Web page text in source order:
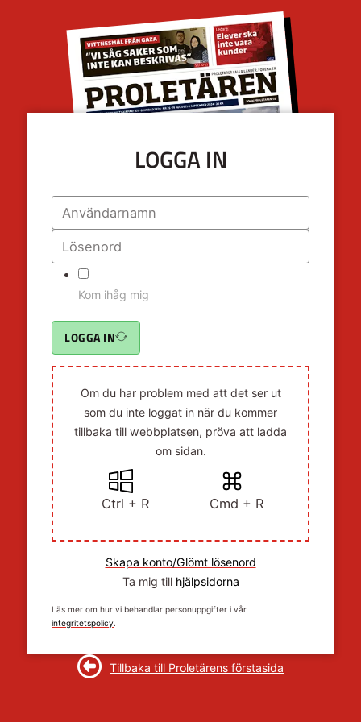
LOGGA IN
Kom ihåg mig
LOGGA IN
Om du har problem med att det ser ut
som du inte loggat in när du kommer
tillbaka till webbplatsen, pröva att ladda
om sidan.
Ctrl + R Cmd + R
Skapa konto/Glömt lösenord
Ta mig till hjälpsidorna
Läs mer om hur vi behandlar personuppgifter i vår
integritetspolicy.
Tillbaka till Proletärens förstasida